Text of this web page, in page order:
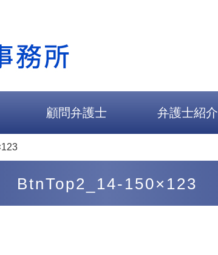
顧問弁護士 弁護士紹介
BtnTop2_14-150×123